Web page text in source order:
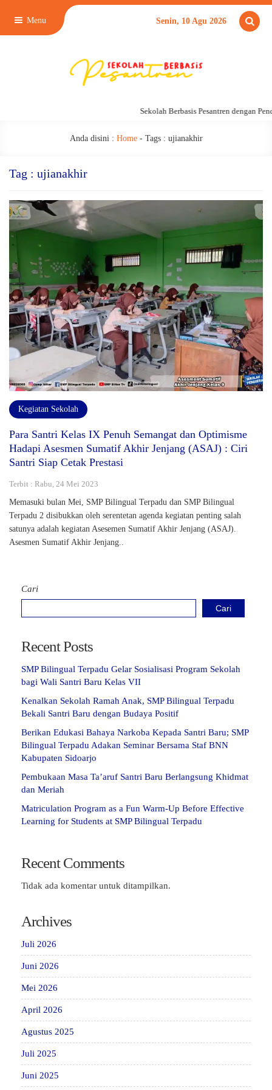
Menu Senin, 10 Agu 2026
Sekolah Berbasis Pesantren dengan
Anda disini : Home- Tags : ujianakhir
Tag : ujianakhir
Kegiatan Sekolah
Para Santri Kelas IX Penuh Semangat dan Optimisme
Hadapi Asesmen Sumatif Akhir Jenjang (ASAJ) : Ciri
Santri Siap Cetak Prestasi
Terbit : Rabu, 24 Mei 2023
Memasuki bulan Mei, SMP Bilingual Terpadu dan SMP Bilingual
Terpadu 2 disibukkan oleh serentetan agenda kegiatan penting salah
satunya adalah kegiatan Asesemen Sumatif Akhir Jenjang (ASAJ).
Asesmen Sumatif Akhir Jenjang..
Cari
Cari
Recent Posts
SMP Bilingual Terpadu Gelar Sosialisasi Program Sekolah
bagi Wali Santri Baru Kelas VII
Kenalkan Sekolah Ramah Anak, SMP Bilingual Terpadu
Bekali Santri Baru dengan Budaya Positif
Berikan Edukasi Bahaya Narkoba Kepada Santri Baru; SMP
Bilingual Terpadu Adakan Seminar Bersama Staf BNN
Kabupaten Sidoarjo
Pembukaan Masa Ta’aruf Santri Baru Berlangsung Khidmat
dan Meriah
Matriculation Program as a Fun Warm-Up Before Effective
Learning for Students at SMP Bilingual Terpadu
Recent Comments
Tidak ada komentar untuk ditampilkan.
Archives
Juli 2026
Juni 2026
Mei 2026
April 2026
Agustus 2025
Juli 2025
Juni 2025